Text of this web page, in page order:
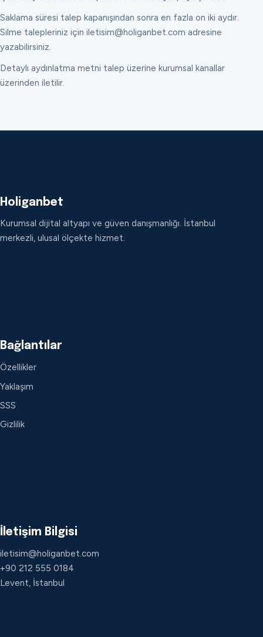
Saklama süresi talep kapanışından sonra en fazla on iki aydır.
Silme talepleriniz için iletisim@holiganbet.com adresine
yazabilirsiniz.
Detaylı aydınlatma metni talep üzerine kurumsal kanallar
üzerinden iletilir.
Holiganbet
Kurumsal dijital altyapı ve güven danışmanlığı. İstanbul
merkezli, ulusal ölçekte hizmet.
Bağlantılar
Özellikler
Yaklaşım
SSS
Gizlilik
İletişim Bilgisi
iletisim@holiganbet.com
+90 212 555 0184
Levent, İstanbul